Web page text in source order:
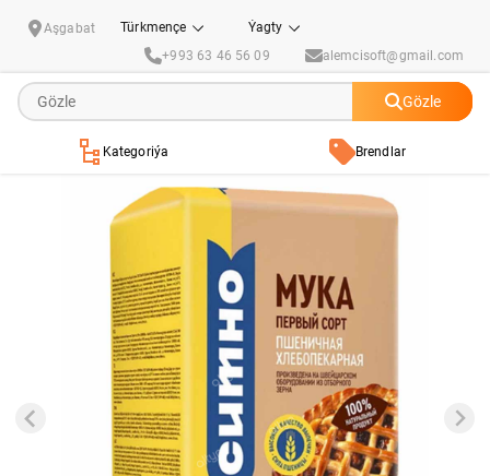
Aşgabat Türkmençe
Ýagty
+993 63 46 56 09
alemcisoft@gmail.com
Gözle
Kategoriýa Brendlar